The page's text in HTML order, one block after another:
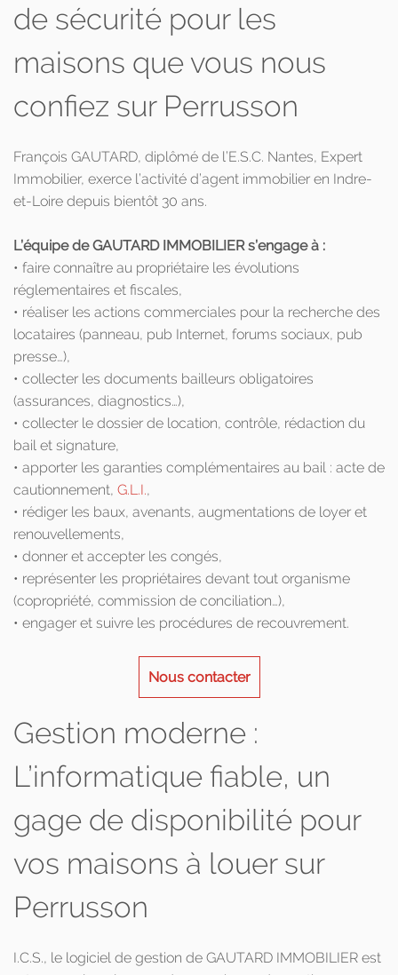
de sécurité pour les
maisons que vous nous
confiez sur Perrusson
François GAUTARD, diplômé de l’E.S.C. Nantes, Expert
Immobilier, exerce l’activité d’agent immobilier en Indre-
et-Loire depuis bientôt 30 ans.
L’équipe de GAUTARD IMMOBILIER s’engage à :
• faire connaître au propriétaire les évolutions
réglementaires et fiscales,
• réaliser les actions commerciales pour la recherche des
locataires (panneau, pub Internet, forums sociaux, pub
presse…),
• collecter les documents bailleurs obligatoires
(assurances, diagnostics…),
• collecter le dossier de location, contrôle, rédaction du
bail et signature,
• apporter les garanties complémentaires au bail : acte de
cautionnement, G.L.I.,
• rédiger les baux, avenants, augmentations de loyer et
renouvellements,
• donner et accepter les congés,
• représenter les propriétaires devant tout organisme
(copropriété, commission de conciliation…),
• engager et suivre les procédures de recouvrement.
Nous contacter
Gestion moderne :
L’informatique fiable, un
gage de disponibilité pour
vos maisons à louer sur
Perrusson
I.C.S., le logiciel de gestion de GAUTARD IMMOBILIER est